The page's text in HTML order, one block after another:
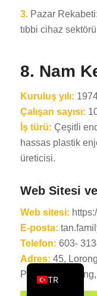
3.Pazar
tıbbi cihaz
8. Nam
Kuruluş yılı:
Çalışan sayısı:
İş türü: Çeşitli
hassas plastik
üreticisi.
Web Sitesi
Web sitesi:
E-posta:
Telefon: 603-
Adres: 45,
Pelabuhan
TR
EN
IT
NL
PL
AR
ES
KO
CS